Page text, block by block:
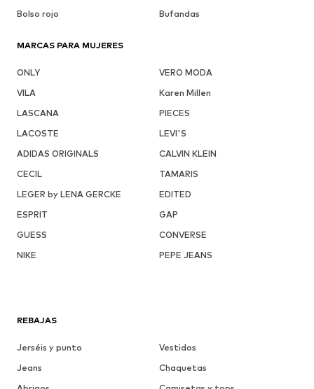
Bolso rojo
Bufandas
MARCAS PARA MUJERES
ONLY
VERO MODA
VILA
Karen Millen
LASCANA
PIECES
LACOSTE
LEVI'S
ADIDAS ORIGINALS
CALVIN KLEIN
CECIL
TAMARIS
LEGER by LENA GERCKE
EDITED
ESPRIT
GAP
GUESS
CONVERSE
NIKE
PEPE JEANS
REBAJAS
Jerséis y punto
Vestidos
Jeans
Chaquetas